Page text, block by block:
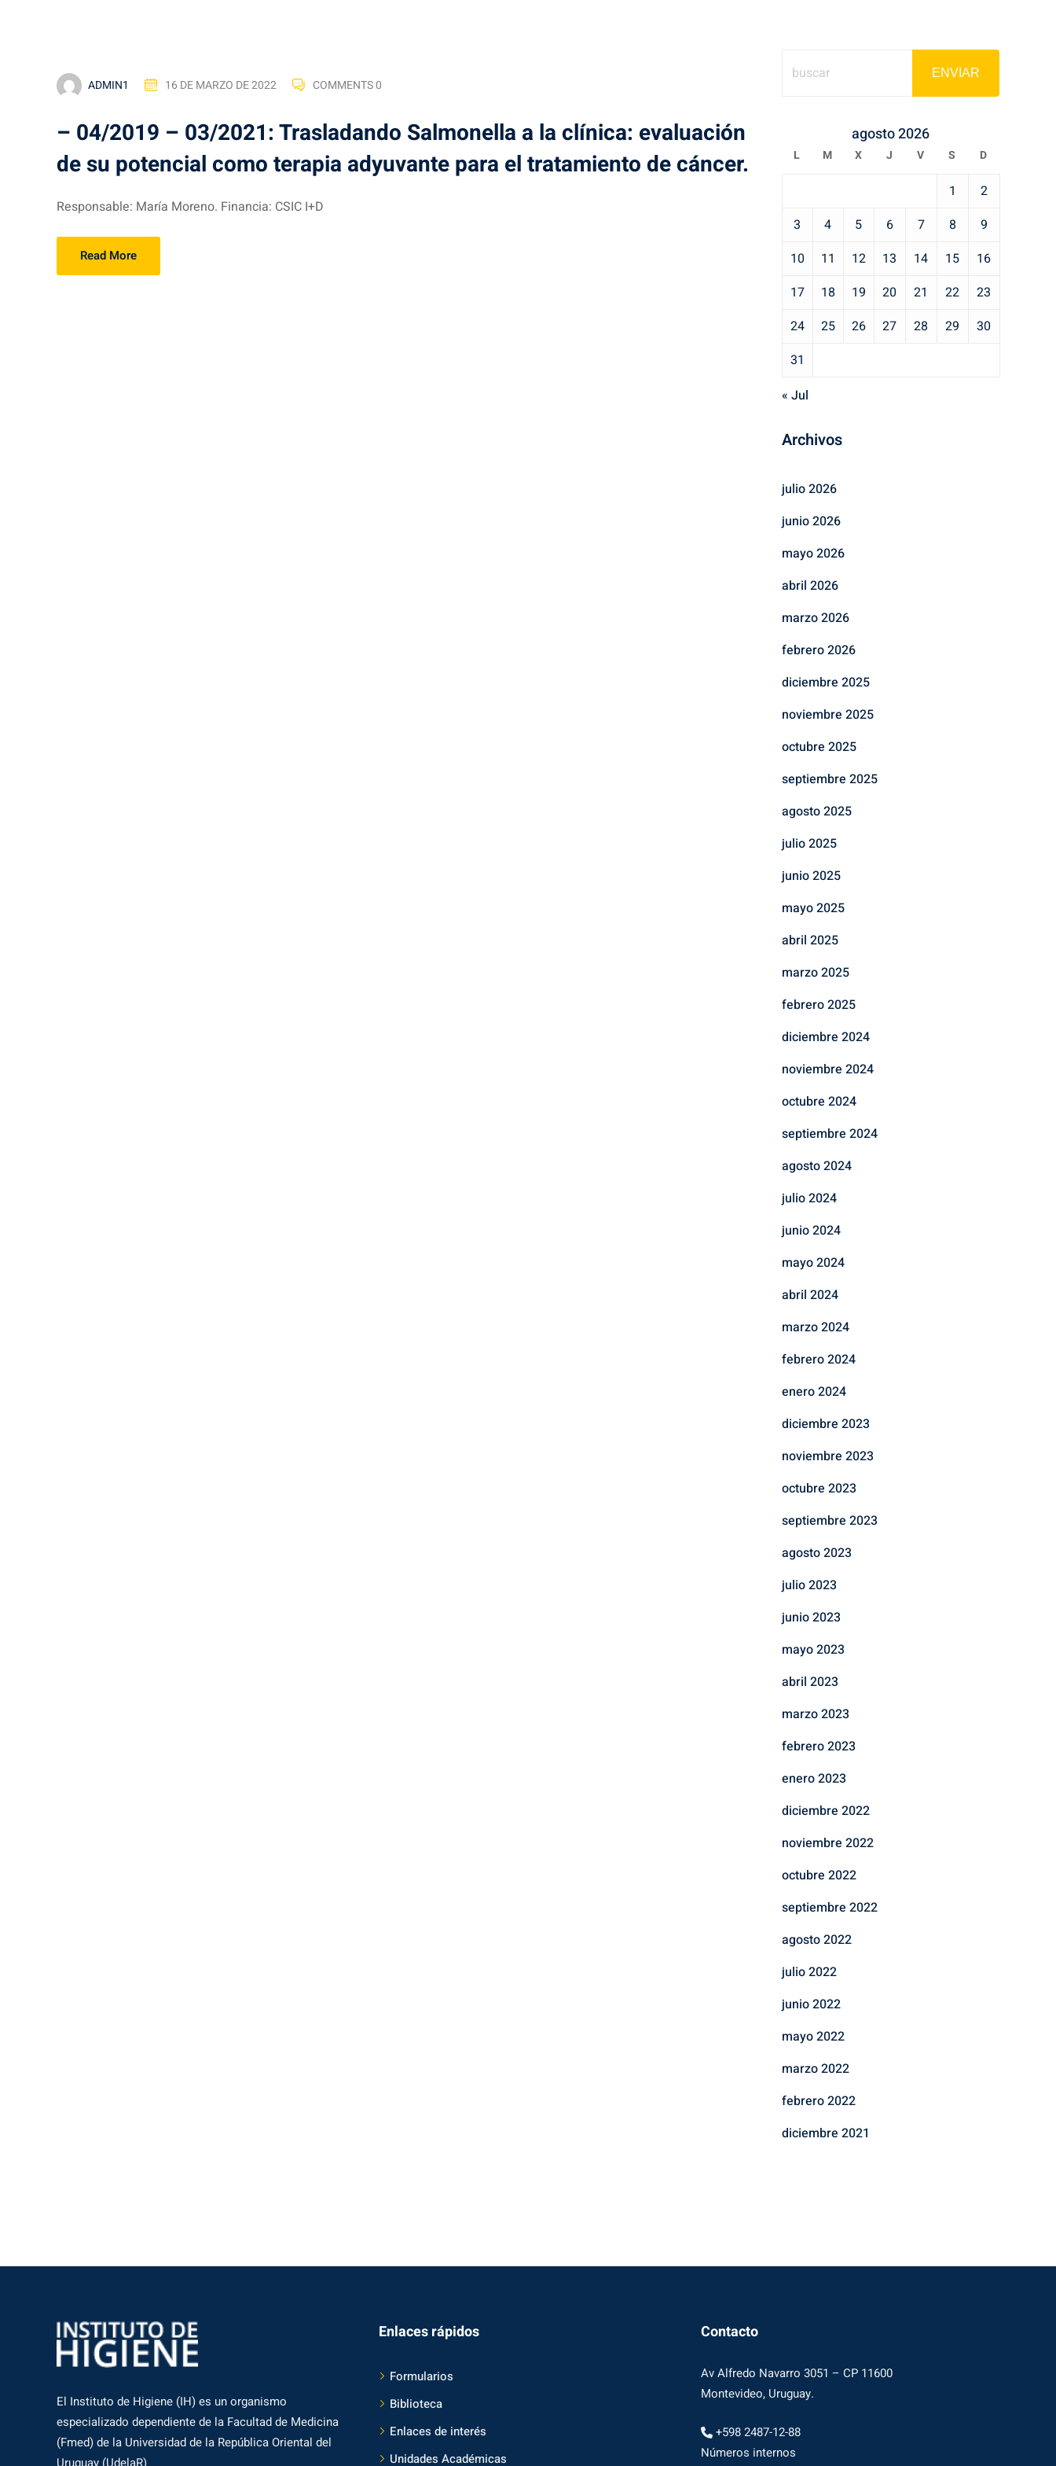
ADMIN1 16 DE MARZO DE 2022 COMMENTS 0
– 04/2019 – 03/2021: Trasladando Salmonella a la clínica: evaluación
de su potencial como terapia adyuvante para el tratamiento de cáncer.
Responsable: María Moreno. Financia: CSIC I+D
Read More
ENVIAR
agosto 2026
L M X J V S D
1
2
3
4 5 6 7 8
9
10
11 12 13 14 15
16
17
18 19 20 21 22
23
24
25 26 27 28 29
30
31
« Jul
Archivos
julio 2026
junio 2026
mayo 2026
abril 2026
marzo 2026
febrero 2026
diciembre 2025
noviembre 2025
octubre 2025
septiembre 2025
agosto 2025
julio 2025
junio 2025
mayo 2025
abril 2025
marzo 2025
febrero 2025
diciembre 2024
noviembre 2024
octubre 2024
septiembre 2024
agosto 2024
julio 2024
junio 2024
mayo 2024
abril 2024
marzo 2024
febrero 2024
enero 2024
diciembre 2023
noviembre 2023
octubre 2023
septiembre 2023
agosto 2023
julio 2023
junio 2023
mayo 2023
abril 2023
marzo 2023
febrero 2023
enero 2023
diciembre 2022
noviembre 2022
octubre 2022
septiembre 2022
agosto 2022
julio 2022
junio 2022
mayo 2022
marzo 2022
febrero 2022
diciembre 2021
El Instituto de Higiene (IH) es un organismo
especializado dependiente de la Facultad de Medicina
(Fmed) de la Universidad de la República Oriental del
Enlaces rápidos
Formularios
Biblioteca
Enlaces de interés
Unidades Académicas
Contacto
Av Alfredo Navarro 3051 – CP 11600
Montevideo, Uruguay.
+598 2487-12-88
Números internos